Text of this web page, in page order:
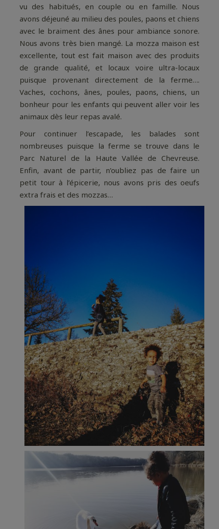
vu des habitués, en couple ou en famille. Nous
avons déjeuné au milieu des poules, paons et chiens
avec le braiment des ânes pour ambiance sonore.
Nous avons très bien mangé. La mozza maison est
excellente, tout est fait maison avec des produits
de grande qualité, et locaux voire ultra-locaux
puisque provenant directement de la ferme….
Vaches, cochons, ânes, poules, paons, chiens, un
bonheur pour les enfants qui peuvent aller voir les
animaux dès leur repas avalé.
Pour continuer l’escapade, les balades sont
nombreuses puisque la ferme se trouve dans le
Parc Naturel de la Haute Vallée de Chevreuse.
Enfin, avant de partir, n’oubliez pas de faire un
petit tour à l’épicerie, nous avons pris des oeufs
extra frais et des mozzas…